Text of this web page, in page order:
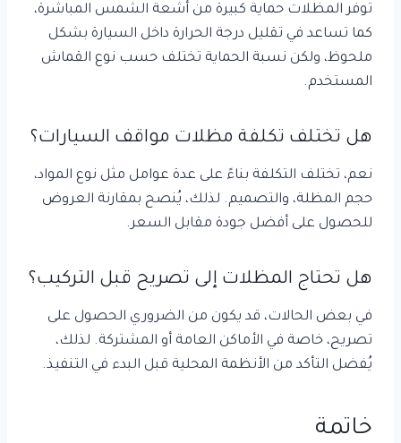
توفر المظلات حماية كبيرة من أشعة الشمس المباشرة،
كما تساعد في تقليل درجة الحرارة داخل السيارة بشكل
ملحوظ، ولكن نسبة الحماية تختلف حسب نوع القماش
المستخدم.
هل تختلف تكلفة مظلات مواقف السيارات؟
نعم، تختلف التكلفة بناءً على عدة عوامل مثل نوع المواد،
حجم المظلة، والتصميم. لذلك، يُنصح بمقارنة العروض
للحصول على أفضل جودة مقابل السعر.
هل تحتاج المظلات إلى تصريح قبل التركيب؟
في بعض الحالات، قد يكون من الضروري الحصول على
تصريح، خاصة في الأماكن العامة أو المشتركة. لذلك،
يُفضل التأكد من الأنظمة المحلية قبل البدء في التنفيذ.
خاتمة